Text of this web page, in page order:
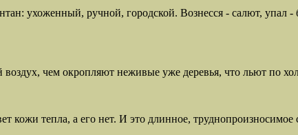
ухоженный, ручной, городской. Вознесся - салют, упал
чем окропляют неживые уже деревья, что льют по
кожи тепла, а его нет. И это длинное, труднопроизносимое